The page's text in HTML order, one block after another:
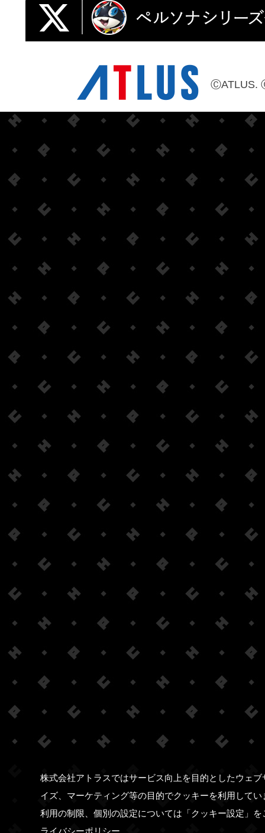
ⒸATLUS.
株式会社アトラスではサービス向上を目的としたウェ
イズ、マーケティング等の目的でクッキーを利用して
利用の制限、個別の設定については「クッキー設定」
ライバシーポリシー